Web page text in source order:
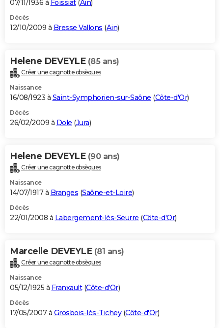
07/11/1936 à Foissiat(Ain)
Décès
12/10/2009 à Bresse Vallons (Ain)
Helene DEVEYLE (85 ans)
Créer une cagnotte obsèques
Naissance
16/08/1923 à Saint-Symphorien-sur-Saône (Côte-d'Or)
Décès
26/02/2009 à Dole (Jura)
Helene DEVEYLE (90 ans)
Créer une cagnotte obsèques
Naissance
14/07/1917 à Branges (Saône-et-Loire)
Décès
22/01/2008 à Labergement-lès-Seurre (Côte-d'Or)
Marcelle DEVEYLE (81 ans)
Créer une cagnotte obsèques
Naissance
05/12/1925 à Franxault(Côte-d'Or)
Décès
17/05/2007 à Grosbois-lès-Tichey(Côte-d'Or)